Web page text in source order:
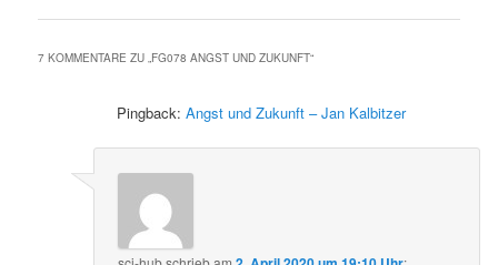
7 KOMMENTARE ZU „FG078 ANGST UND ZUKUNFT“
Pingback:Angst und Zukunft – Jan Kalbitzer